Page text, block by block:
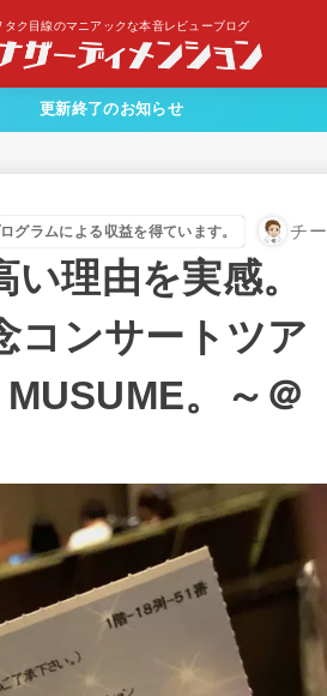
タク目線のマニアックな本音レビューブログ
更新終了のお知らせ
グラムによる収益を得ています。 チー
理由を実感。
コンサートツア
。～＠